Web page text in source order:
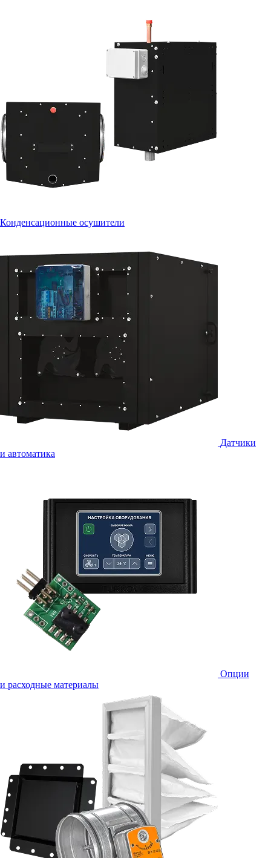
Конденсационные осушители
Датчики
и автоматика
Опции
и расходные материалы